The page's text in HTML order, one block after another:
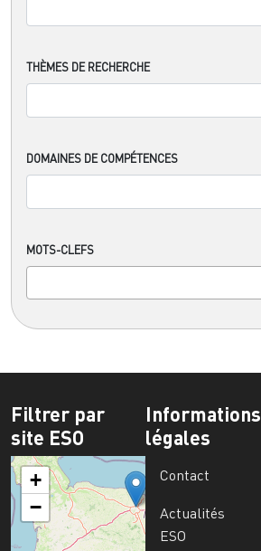
THÈMES DE RECHERCHE
DOMAINES DE COMPÉTENCES
MOTS-CLEFS
Filtrer par
site ESO
+
−
Informations
légales
Contact
Actualités
ESO